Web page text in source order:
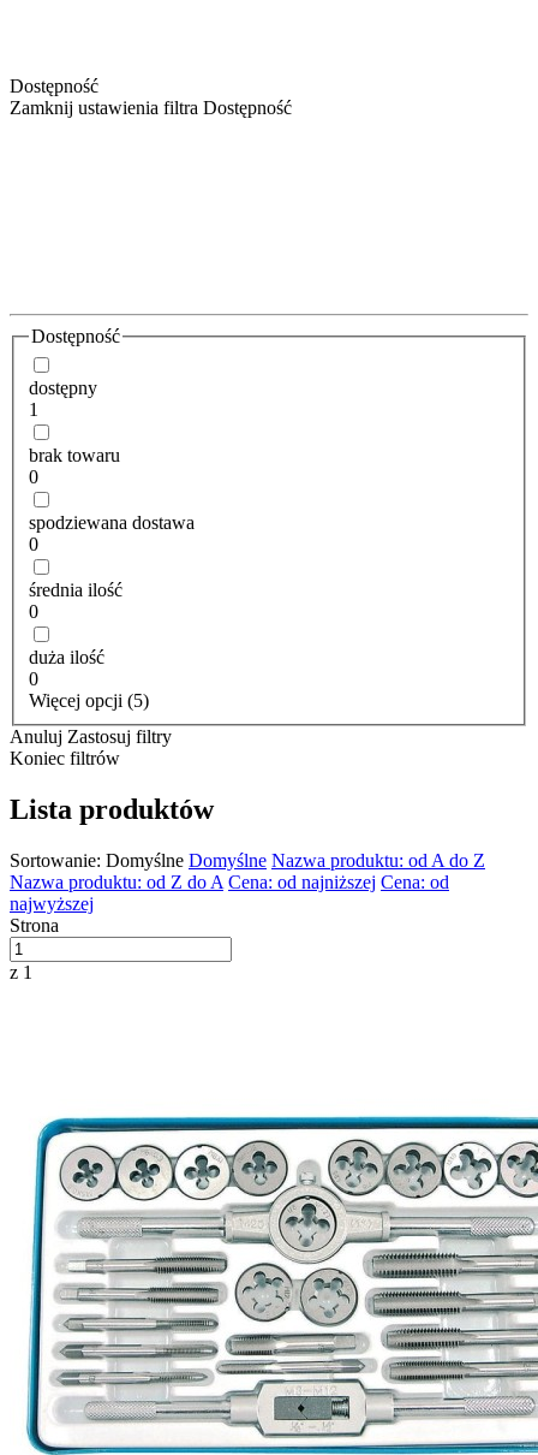
Dostępność
Zamknij ustawienia filtra Dostępność
Dostępność
dostępny
1
brak towaru
0
spodziewana dostawa
0
średnia ilość
0
duża ilość
0
Więcej opcji (5)
Anuluj Zastosuj filtry
Koniec filtrów
Lista produktów
Sortowanie: Domyślne Domyślne Nazwa produktu: od A do Z
Nazwa produktu: od Z do A Cena: od najniższej Cena: od
najwyższej
Strona
z 1